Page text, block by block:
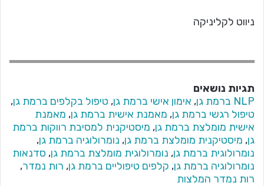
ניווט לקליניקה
תגיות נושאים
NLP ברמת גן
, אימון אישי ברמת גן, טיפול בקלפים ברמת גן,
טיפול רגשי ברמת גן, מאמנת אישית ברמת גן, מאמנת
אישית מומלצת ברמת גן, מיסטיקנית למסיבת רווקות ברמת
גן, מיסטיקנית מומלצת ברמת גן, נומרולוגיה ברמת גן,
נומרולוגית ברמת גן, נומרולוגית מומלצת ברמת גן, סדנאות
נומרולוגיה ברמת גן, קלפים טיפוליים ברמת גן, רות נמדר,
רות נמדר המלצות